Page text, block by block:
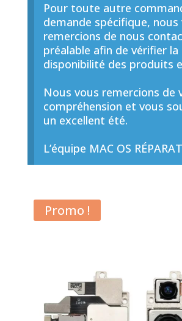
Pour toute autre
demande spécifique, nous
remercions de nous
préalable afin de vérifier la
disponibilité des produits
Nous vous remercions de
compréhension et vous
un excellent été.
L’équipe MAC OS
Promo !